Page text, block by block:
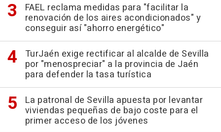
FAEL reclama medidas para "facilitar la
renovación de los aires acondicionados" y
conseguir así "ahorro energético"
TurJaén exige rectificar al alcalde de Sevilla
por "menospreciar" a la provincia de Jaén
para defender la tasa turística
La patronal de Sevilla apuesta por levantar
viviendas pequeñas de bajo coste para el
primer acceso de los jóvenes